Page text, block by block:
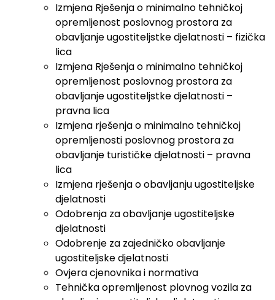
Izmjena Rješenja o minimalno tehničkoj
opremljenost poslovnog prostora za
obavljanje ugostiteljstke djelatnosti – fizička
lica
Izmjena Rješenja o minimalno tehničkoj
opremljenost poslovnog prostora za
obavljanje ugostiteljstke djelatnosti –
pravna lica
Izmjena rješenja o minimalno tehničkoj
opremljenosti poslovnog prostora za
obavljanje turističke djelatnosti – pravna
lica
Izmjena rješenja o obavljanju ugostiteljske
djelatnosti
Odobrenja za obavljanje ugostiteljske
djelatnosti
Odobrenje za zajedničko obavljanje
ugostiteljske djelatnosti
Ovjera cjenovnika i normativa
Tehnička opremljenost plovnog vozila za